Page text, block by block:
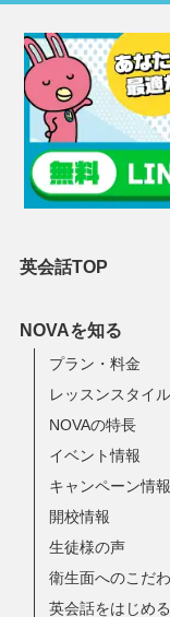
英会話TOP
NOVAを知る
プラン・料金
レッスンスタイル
NOVAの特長
イベント情報
キャンペーン情報
開校情報
生徒様の声
衛生面へのこだ
英会話をはじめ